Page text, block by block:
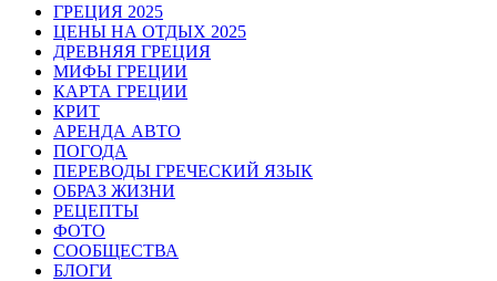
ГРЕЦИЯ 2025
ЦЕНЫ НА ОТДЫХ 2025
ДРЕВНЯЯ ГРЕЦИЯ
МИФЫ ГРЕЦИИ
КАРТА ГРЕЦИИ
КРИТ
АРЕНДА АВТО
ПОГОДА
ПЕРЕВОДЫ ГРЕЧЕСКИЙ ЯЗЫК
ОБРАЗ ЖИЗНИ
РЕЦЕПТЫ
ФОТО
СООБЩЕСТВА
БЛОГИ